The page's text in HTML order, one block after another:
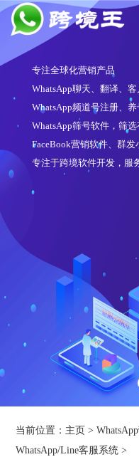
专注全球化营销产品
WhatsApp聊天、翻译、
WhatsApp频道号注册、
WhatsApp筛号软件，筛
FaceBook营销软件、群
专注于跨境软件开发，服
当前位置： 主页 >
WhatsApp/Line客服系统 >